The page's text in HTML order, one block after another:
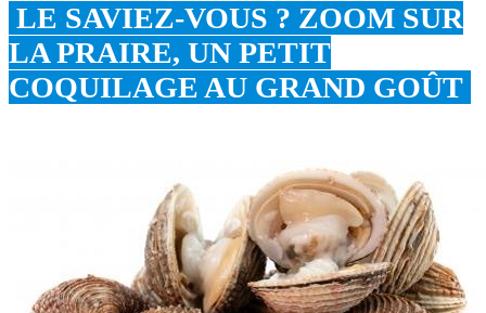
LE SAVIEZ-VOUS ? ZOOM SUR
LA PRAIRE, UN PETIT
COQUILAGE AU GRAND GOÛT